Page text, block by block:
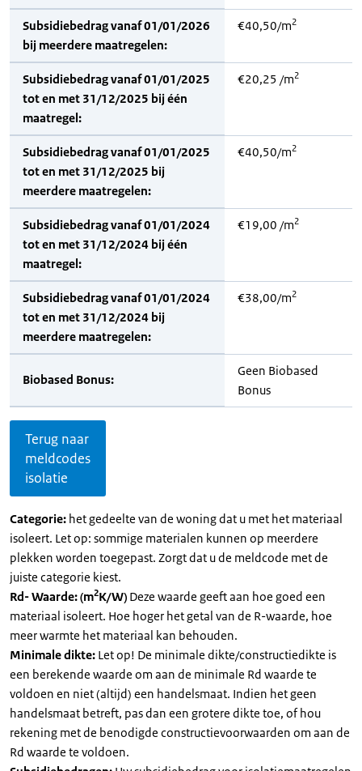
Subsidiebedrag vanaf 01/01/2026
bij meerdere maatregelen:
€40,50/m2
Subsidiebedrag vanaf 01/01/2025
tot en met 31/12/2025 bij één
maatregel:
€20,25 /m2
Subsidiebedrag vanaf 01/01/2025
tot en met 31/12/2025 bij
meerdere maatregelen:
€40,50/m2
Subsidiebedrag vanaf 01/01/2024
tot en met 31/12/2024 bij één
maatregel:
€19,00 /m2
Subsidiebedrag vanaf 01/01/2024
tot en met 31/12/2024 bij
meerdere maatregelen:
€38,00/m2
Biobased Bonus:
Geen Biobased
Bonus
Terug naar
meldcodes
isolatie
Categorie: het gedeelte van de woning dat u met het materiaal
isoleert. Let op: sommige materialen kunnen op meerdere
plekken worden toegepast. Zorgt dat u de meldcode met de
juiste categorie kiest.
Rd- Waarde: (m2K/W) Deze waarde geeft aan hoe goed een
materiaal isoleert. Hoe hoger het getal van de R-waarde, hoe
meer warmte het materiaal kan behouden.
Minimale dikte: Let op! De minimale dikte/constructiedikte is
een berekende waarde om aan de minimale Rd waarde te
voldoen en niet (altijd) een handelsmaat. Indien het geen
handelsmaat betreft, pas dan een grotere dikte toe, of hou
rekening met de benodigde constructievoorwaarden om aan de
Rd waarde te voldoen.